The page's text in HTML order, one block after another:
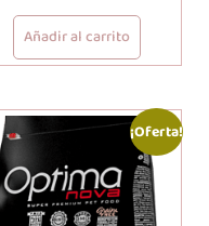
Añadir al carrito
¡Oferta!